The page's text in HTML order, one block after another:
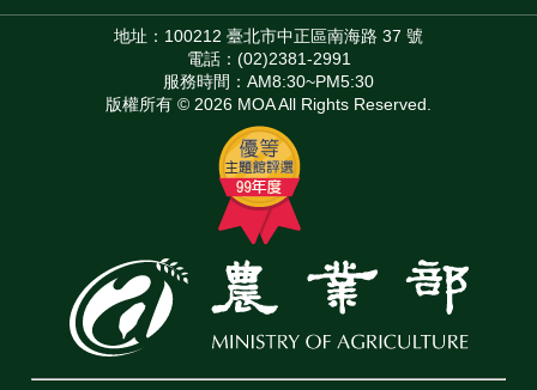
地址：100212 臺北市中正區南海路 37 號
電話：(02)2381-2991
服務時間：AM8:30~PM5:30
版權所有 © 2026 MOA All Rights Reserved.